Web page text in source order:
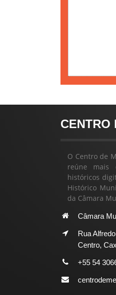
CENTRO
O Centro de
reúne mais
históricos
Histórico
da Câmara
Câmara
Rua
Centro,
+55 54